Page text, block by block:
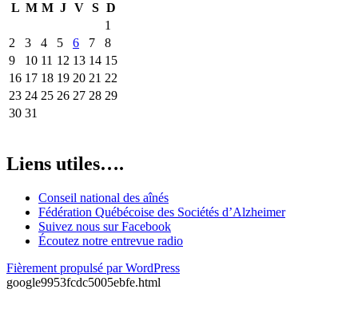
L M M J V S D
1
2
3 4 5 6 7
8
9
10 11 12 13 14 15
16 17 18 19 20 21 22
23 24 25 26 27 28 29
30 31
Liens utiles….
Conseil national des aînés
Fédération Québécoise des Sociétés d’Alzheimer
Suivez nous sur Facebook
Écoutez notre entrevue radio
Fièrement propulsé par WordPress
google9953fcdc5005ebfe.html